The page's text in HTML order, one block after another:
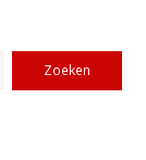
Zoeken